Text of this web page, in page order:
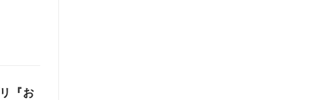
『お